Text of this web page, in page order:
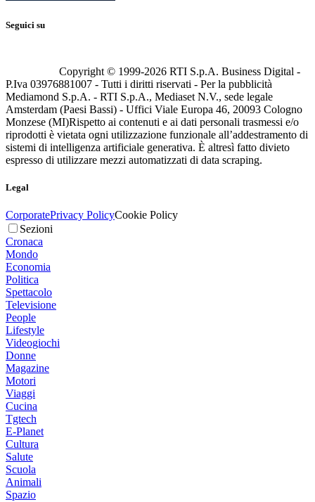
Seguici su
Copyright © 1999-2026 RTI S.p.A. Business Digital -
P.Iva 03976881007 - Tutti i diritti riservati - Per la pubblicità
Mediamond S.p.A. - RTI S.p.A., Mediaset N.V., sede legale
Amsterdam (Paesi Bassi) - Uffici Viale Europa 46, 20093 Cologno
Monzese (MI)Rispetto ai contenuti e ai dati personali trasmessi e/o
riprodotti è vietata ogni utilizzazione funzionale all’addestramento di
sistemi di intelligenza artificiale generativa. È altresì fatto divieto
espresso di utilizzare mezzi automatizzati di data scraping.
Legal
CorporatePrivacy PolicyCookie Policy
Sezioni
Cronaca
Mondo
Economia
Politica
Spettacolo
Televisione
People
Lifestyle
Videogiochi
Donne
Magazine
Motori
Viaggi
Cucina
Tgtech
E-Planet
Cultura
Salute
Scuola
Animali
Spazio